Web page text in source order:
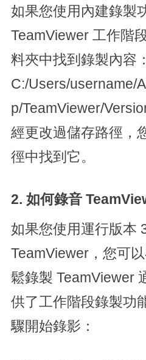
如果您使用內建錄製
TeamViewer 工作階
料夾中找到錄製內容：
C:/Users/username/
p/TeamViewer/
經更改過儲存路徑，
徑中找到它。
2. 如何錄音
如果您使用運行版本
TeamViewer，您可
鬆錄製 TeamViewer
供了工作階段錄製功
驟開始錄影：